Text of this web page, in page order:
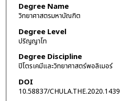
Degree Name
วิทยาศาสตรมหาบัณฑิต
Degree Level
ปริญญาโท
Degree Discipline
ปิโตรเคมีและวิทยาศาสตร์พอลิเมอร์
DOI
10.58837/CHULA.THE.2020.1439